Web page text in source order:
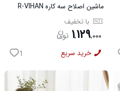
ماشین اصلاح سه کاره R-VIHAN
مدل 50483 با تخفیف
۱,۱۲۹,۰۰۰
خرید سریع 1